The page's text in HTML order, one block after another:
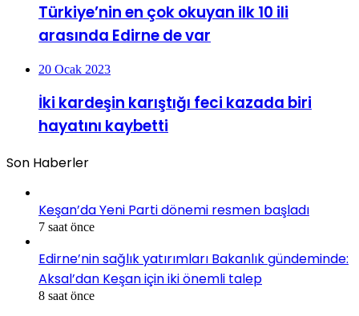
Türkiye’nin en çok okuyan ilk 10 ili
arasında Edirne de var
20 Ocak 2023
İki kardeşin karıştığı feci kazada biri
hayatını kaybetti
Son Haberler
Keşan’da Yeni Parti dönemi resmen başladı
7 saat önce
Edirne’nin sağlık yatırımları Bakanlık gündeminde:
Aksal’dan Keşan için iki önemli talep
8 saat önce